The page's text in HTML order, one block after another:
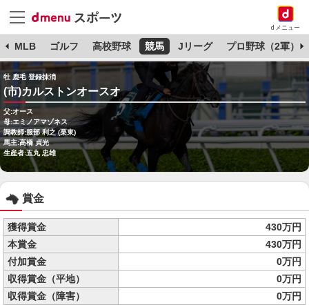
dメニュー
MLB ゴルフ 高校野球 競馬 Jリーグ プロ野球（2軍）
牡 鹿毛 登録抹消
(市)カルストンオースオ
父:オース
母:エミノアマゾネス
調教師:服部 利之 (栗東)
馬主:高橋 貞光
生産者:五丸 忠雄
賞金
獲得賞金
430万円
本賞金
430万円
付加賞金
0万円
収得賞金（平地）
0万円
収得賞金（障害）
0万円